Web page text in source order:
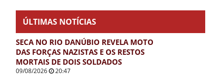
ÚLTIMAS NOTÍCIAS
SECA NO RIO DANÚBIO REVELA MOTO
DAS FORÇAS NAZISTAS E OS RESTOS
MORTAIS DE DOIS SOLDADOS
09/08/2026 20:47